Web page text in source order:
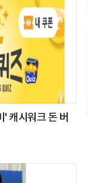
' 캐시워크 돈 버